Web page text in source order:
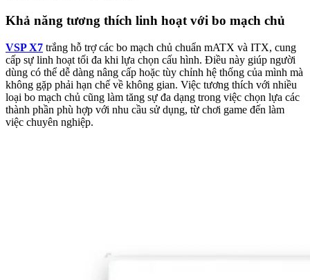
Khả năng tương thích linh hoạt với bo mạch chủ
VSP X7 trắng hỗ trợ các bo mạch chủ chuẩn mATX và ITX, cung
cấp sự linh hoạt tối đa khi lựa chọn cấu hình. Điều này giúp người
dùng có thể dễ dàng nâng cấp hoặc tùy chỉnh hệ thống của mình mà
không gặp phải hạn chế về không gian. Việc tương thích với nhiều
loại bo mạch chủ cũng làm tăng sự đa dạng trong việc chọn lựa các
thành phần phù hợp với nhu cầu sử dụng, từ chơi game đến làm
việc chuyên nghiệp.